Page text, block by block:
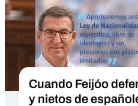
Cuando Feijóo
y nietos de